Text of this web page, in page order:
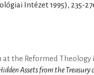
Intézet 1995), 235-
at the Reformed Theology
Assets from the Treasury